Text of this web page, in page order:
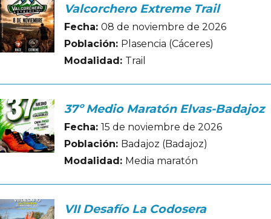
Valcorchero Extreme Trail
Fecha: 08 de noviembre de 2026
Población: Plasencia (Cáceres)
Modalidad: Trail
37º Medio Maratón Elvas-Badajoz
Fecha: 15 de noviembre de 2026
Población: Badajoz (Badajoz)
Modalidad: Media maratón
VII Desafío La Codosera